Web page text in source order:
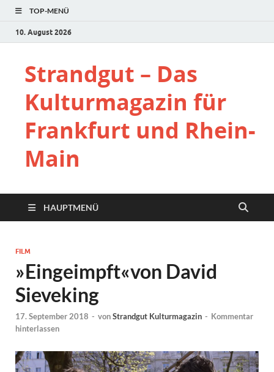
TOP-MENÜ
10. August 2026
Strandgut – Das
Kulturmagazin für
Frankfurt und Rhein-
Main
HAUPTMENÜ
FILM
»Eingeimpft«von David
Sieveking
17. September 2018 - vonStrandgut Kulturmagazin - Kommentar
hinterlassen